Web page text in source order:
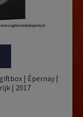
| Épernay |
| 2017